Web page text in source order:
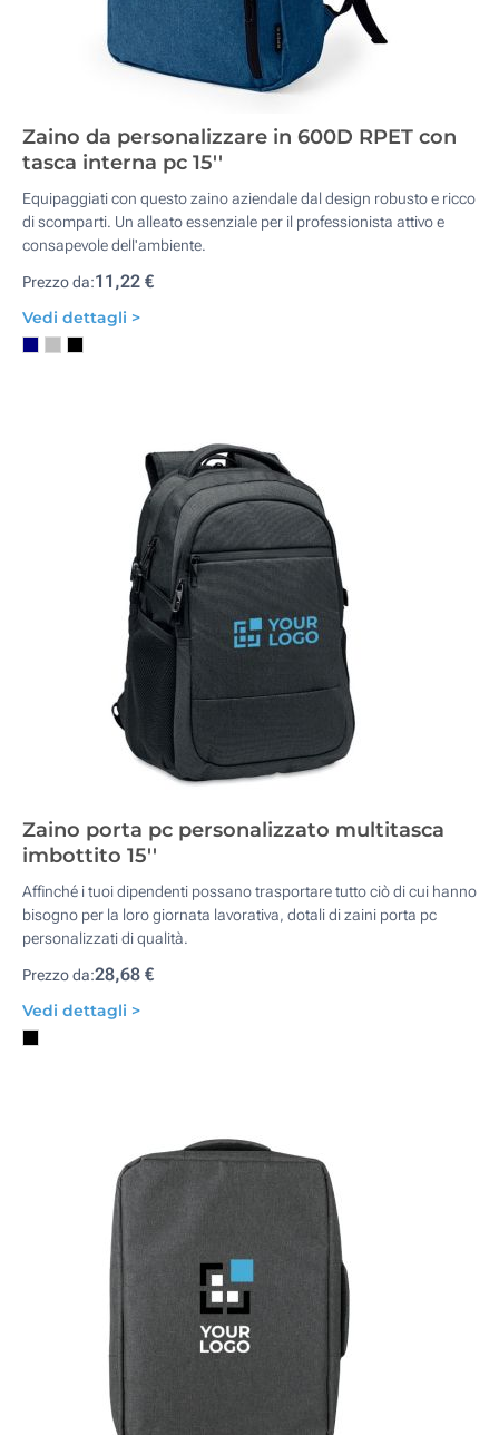
Zaino da personalizzare in 600D RPET con
tasca interna pc 15''
Equipaggiati con questo zaino aziendale dal design robusto e ricco
di scomparti. Un alleato essenziale per il professionista attivo e
consapevole dell'ambiente.
Prezzo da:11,22 €
Vedi dettagli >
Zaino porta pc personalizzato multitasca
imbottito 15''
Affinché i tuoi dipendenti possano trasportare tutto ciò di cui hanno
bisogno per la loro giornata lavorativa, dotali di zaini porta pc
personalizzati di qualità.
Prezzo da:28,68 €
Vedi dettagli >